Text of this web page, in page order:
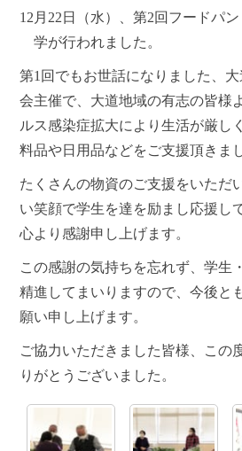
12 月 22 日（水）、第2回フードパ
学が行われました。
第1 回でもお世話になりました、
会主催で、大道地域の有志の皆様
ルス感染症拡大により生活が厳し
料品や日用品などをご支援頂きま
たくさんの物資のご支援をいただ
い笑顔で学生を達を励まし応援し
心より感謝申し上げます。
この感謝の気持ちを忘れず、学生
精進してまいりますので、今後と
願い申し上げます。
ご協力いただきました皆様、この
りがとうございました。